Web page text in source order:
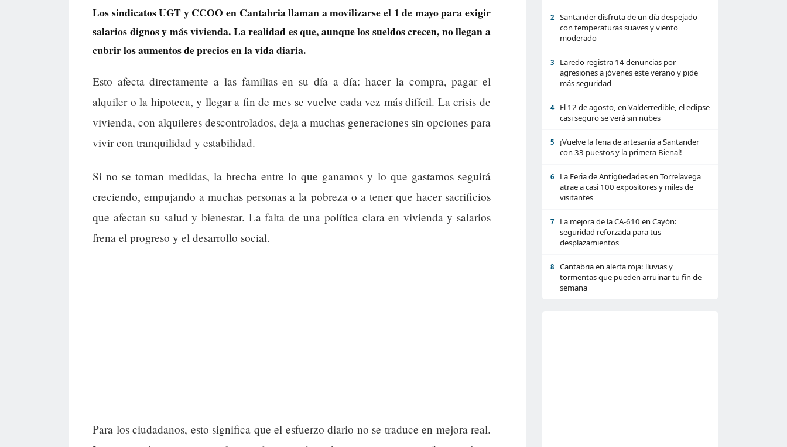
Los sindicatos UGT y CCOO en Cantabria llaman a movilizarse el 1 de mayo para exigir
salarios dignos y más vivienda. La realidad es que, aunque los sueldos crecen, no llegan a
cubrir los aumentos de precios en la vida diaria.
Esto afecta directamente a las familias en su día a día: hacer la compra, pagar el
alquiler o la hipoteca, y llegar a fin de mes se vuelve cada vez más difícil. La crisis de
vivienda, con alquileres descontrolados, deja a muchas generaciones sin opciones para
vivir con tranquilidad y estabilidad.
Si no se toman medidas, la brecha entre lo que ganamos y lo que gastamos seguirá
creciendo, empujando a muchas personas a la pobreza o a tener que hacer sacrificios
que afectan su salud y bienestar. La falta de una política clara en vivienda y salarios
frena el progreso y el desarrollo social.
Para los ciudadanos, esto significa que el esfuerzo diario no se traduce en mejora real.
2
Santander disfruta de un día despejado
con temperaturas suaves y viento
moderado
3
Laredo registra 14 denuncias por
agresiones a jóvenes este verano y pide
más seguridad
4
El 12 de agosto, en Valderredible, el eclipse
casi seguro se verá sin nubes
5
¡Vuelve la feria de artesanía a Santander
con 33 puestos y la primera Bienal!
6
La Feria de Antigüedades en Torrelavega
atrae a casi 100 expositores y miles de
visitantes
7
La mejora de la CA-610 en Cayón:
seguridad reforzada para tus
desplazamientos
8
Cantabria en alerta roja: lluvias y
tormentas que pueden arruinar tu fin de
semana